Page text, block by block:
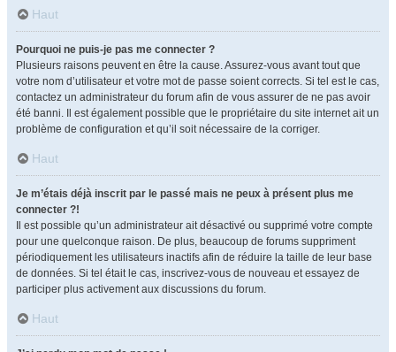
Haut
Pourquoi ne puis-je pas me connecter ?
Plusieurs raisons peuvent en être la cause. Assurez-vous avant tout que
votre nom d’utilisateur et votre mot de passe soient corrects. Si tel est le cas,
contactez un administrateur du forum afin de vous assurer de ne pas avoir
été banni. Il est également possible que le propriétaire du site internet ait un
problème de configuration et qu’il soit nécessaire de la corriger.
Haut
Je m’étais déjà inscrit par le passé mais ne peux à présent plus me
connecter ?!
Il est possible qu’un administrateur ait désactivé ou supprimé votre compte
pour une quelconque raison. De plus, beaucoup de forums suppriment
périodiquement les utilisateurs inactifs afin de réduire la taille de leur base
de données. Si tel était le cas, inscrivez-vous de nouveau et essayez de
participer plus activement aux discussions du forum.
Haut